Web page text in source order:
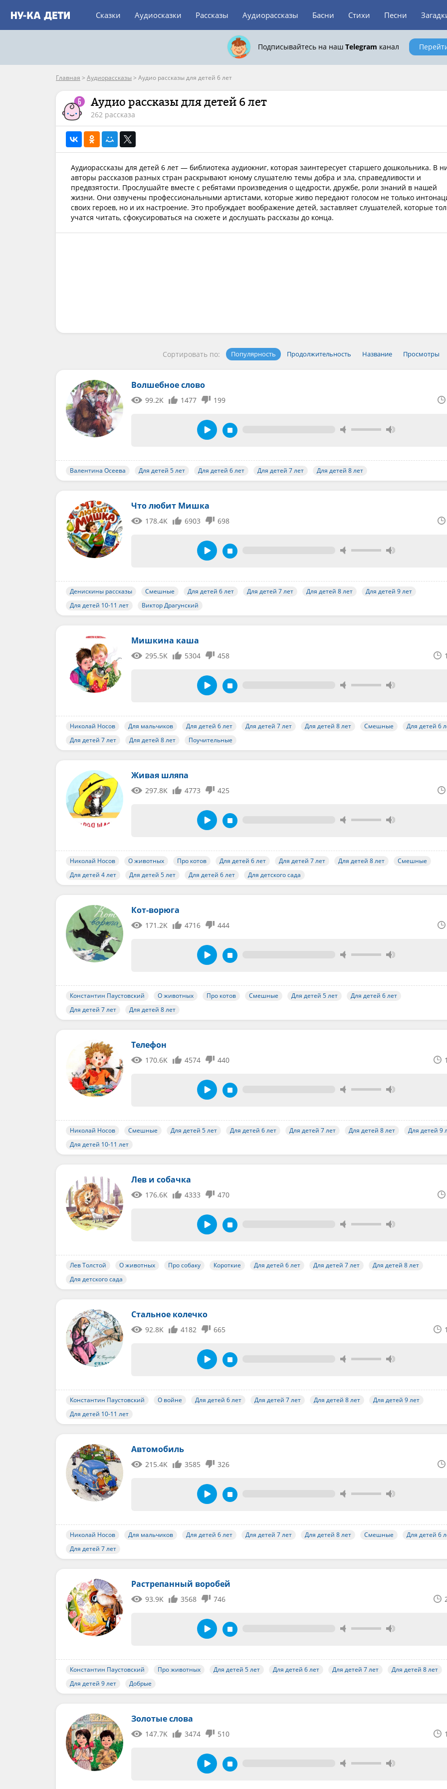
Сказки Аудиосказки Рассказы Аудиорассказы Басни Стихи Песни
Подписывайтесь на наш Telegram канал
Главная > Аудиорассказы > Аудио рассказы для детей 6 лет
Аудио рассказы для детей 6 лет
262 рассказа
Аудиорассказы для детей 6 лет — библиотека аудиокниг, которая заинтересует старшего дошкольника. В
авторы рассказов разных стран раскрывают юному слушателю темы добра и зла, справедливости и
предвзятости. Прослушайте вместе с ребятами произведения о щедрости, дружбе, роли знаний в нашей
жизни. Они озвучены профессиональными артистами, которые живо передают голосом не только
своих героев, но и их настроение. Это пробуждает воображение детей, заставляет слушателей, которые
учатся читать, сфокусироваться на сюжете и дослушать рассказы до конца.
Сортировать по: Популярность Продолжительность Название Просмотры
Волшебное слово
99.2K 1477 199
Валентина Осеева Для детей 5 лет Для детей 6 лет Для детей 7 лет Для детей 8 лет
Что любит Мишка
178.4K 6903 698
Денискины рассказы Смешные Для детей 6 лет Для детей 7 лет Для детей 8 лет
Для детей 9 лет
Для детей 10-11 лет
Виктор Драгунский
Мишкина каша
295.5K 5304 458
Николай Носов Для мальчиков Для детей 6 лет Для детей 7 лет Для детей 8 лет Смешные
Для детей 6
Для детей 7 лет
Для детей 8 лет Поучительные
Живая шляпа
297.8K 4773 425
Николай Носов О животных Про котов Для детей 6 лет Для детей 7 лет Для детей 8 лет
Смешные
Для детей 4 лет
Для детей 5 лет Для детей 6 лет Для детского сада
Кот-ворюга
171.2K 4716 444
Константин Паустовский О животных Про котов Смешные Для детей 5 лет
Для детей 6 лет
Для детей 7 лет
Для детей 8 лет
Телефон
170.6K 4574 440
Николай Носов Смешные Для детей 5 лет Для детей 6 лет Для детей 7 лет Для детей 8 лет
Для детей 9
Для детей 10-11 лет
Лев и собачка
176.6K 4333 470
Лев Толстой О животных Про собаку Короткие Для детей 6 лет Для детей 7 лет
Для детей 8 лет
Для детского сада
Стальное колечко
92.8K 4182 665
Константин Паустовский О войне Для детей 6 лет Для детей 7 лет Для детей 8 лет
Для детей 9 лет
Для детей 10-11 лет
Автомобиль
215.4K 3585 326
Николай Носов Для мальчиков Для детей 6 лет Для детей 7 лет Для детей 8 лет Смешные
Для детей 6
Для детей 7 лет
Растрепанный воробей
93.9K 3568 746
Константин Паустовский Про животных Для детей 5 лет Для детей 6 лет Для детей 7 лет
Для детей 8 лет
Для детей 9 лет
Добрые
Золотые слова
147.7K 3474 510